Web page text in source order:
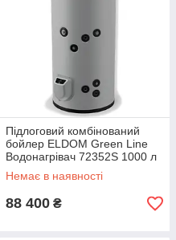
Підлоговий комбінований
бойлер ELDOM Green Line
Водонагрівач 72352S 1000 л
9 кВт
Немає в наявності
88 400 ₴